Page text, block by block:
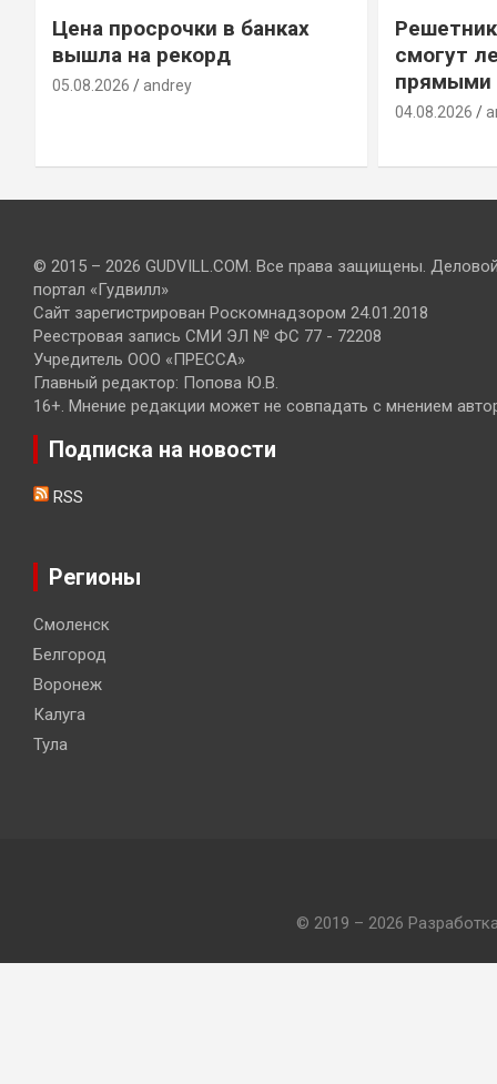
Цена просрочки в банках
вышла на рекорд
05.08.2026 andrey
смогут
прямыми
04.08.2026
© 2015 – 2026 GUDVILL.COM. Все права защищены.
портал «Гудвилл»
Сайт зарегистрирован Роскомнадзором 24.01.2018
Реестровая запись СМИ ЭЛ № ФС 77 - 72208
Учредитель ООО «ПРЕССА»
Главный редактор: Попова Ю.В.
16+. Мнение редакции может не совпадать с мнением
Подписка на новости
RSS
Регионы
Смоленск
Белгород
Воронеж
Калуга
Тула
© 2019 – 2026